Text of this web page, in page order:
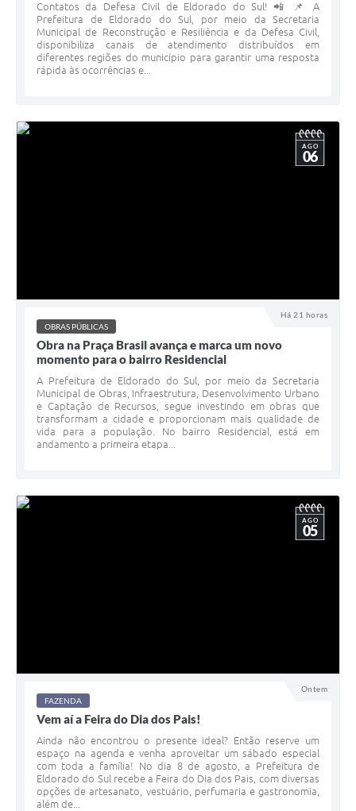
Contatos da Defesa Civil de Eldorado do Sul! 📲 📌 A
Prefeitura de Eldorado do Sul, por meio da Secretaria
Municipal de Reconstrução e Resiliência e da Defesa Civil,
disponibiliza canais de atendimento distribuídos em
diferentes regiões do município para garantir uma resposta
rápida às ocorrências e...
Há 21 horas
AGO
06
OBRAS PÚBLICAS
Obra na Praça Brasil avança e marca um novo
momento para o bairro Residencial
A Prefeitura de Eldorado do Sul, por meio da Secretaria
Municipal de Obras, Infraestrutura, Desenvolvimento Urbano
e Captação de Recursos, segue investindo em obras que
transformam a cidade e proporcionam mais qualidade de
vida para a população. No bairro Residencial, está em
andamento a primeira etapa...
Ontem
AGO
05
FAZENDA
Vem aí a Feira do Dia dos Pais!
Ainda não encontrou o presente ideal? Então reserve um
espaço na agenda e venha aproveitar um sábado especial
com toda a família! No dia 8 de agosto, a Prefeitura de
Eldorado do Sul recebe a Feira do Dia dos Pais, com diversas
opções de artesanato, vestuário, perfumaria e gastronomia,
além de...